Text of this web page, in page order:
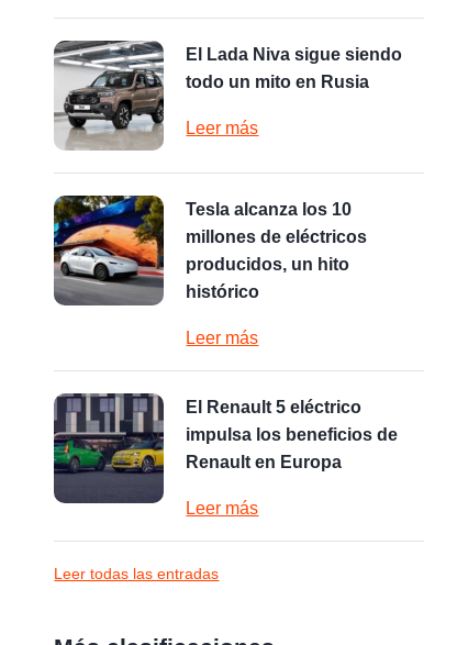
El Lada Niva sigue siendo
todo un mito en Rusia
Leer más
Tesla alcanza los 10
millones de eléctricos
producidos, un hito
histórico
Leer más
El Renault 5 eléctrico
impulsa los beneficios de
Renault en Europa
Leer más
Leer todas las entradas